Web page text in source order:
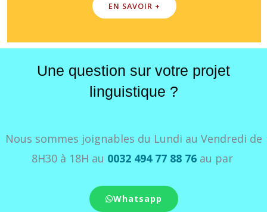
EN SAVOIR +
Une question sur votre projet
linguistique ?
Nous sommes joignables du Lundi au Vendredi de
8H30 à 18H au 0032 494 77 88 76 au par
Whatsapp